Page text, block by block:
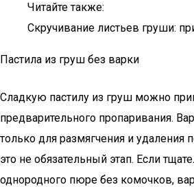
Читайте также:
Скручивание листьев груши:
Пастила из груш без варки
Сладкую пастилу из груш можно
предварительного пропаривания.
только для размягчения и удаления
это не обязательный этап. Если
однородного пюре без комочков,